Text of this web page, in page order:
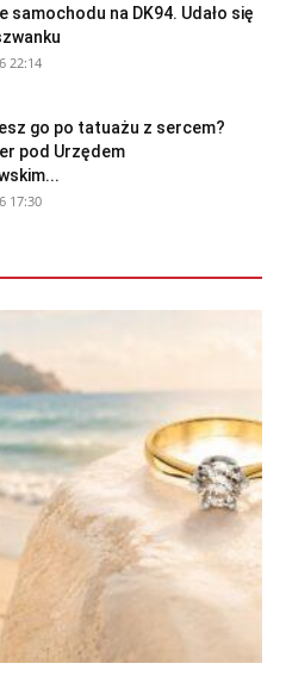
samochodu na DK94. Udało się
22:14
go po tatuażu z sercem?
pod Urzędem
17:30